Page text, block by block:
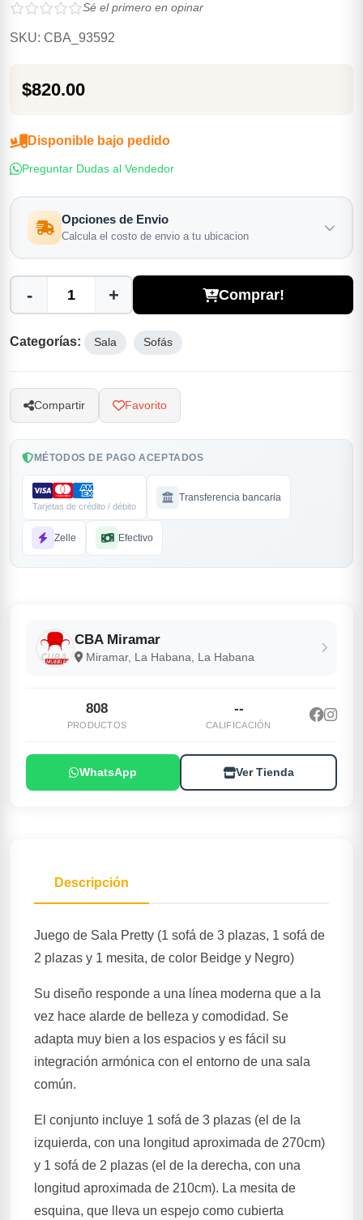
Sé el primero en opinar
SKU: CBA_93592
$820.00
Disponible bajo pedido
Preguntar Dudas al Vendedor
Opciones de Envio
Calcula el costo de envio a tu ubicacion
- + Comprar!
Categorías: Sala Sofás
Compartir Favorito
MÉTODOS DE PAGO ACEPTADOS
Tarjetas de crédito / débito
Transferencia bancaria
Zelle Efectivo
CBA Miramar
Miramar, La Habana, La Habana
808
PRODUCTOS
--
CALIFICACIÓN
WhatsApp Ver Tienda
Descripción
Juego de Sala Pretty (1 sofá de 3 plazas, 1 sofá de
2 plazas y 1 mesita, de color Beidge y Negro)
Su diseño responde a una línea moderna que a la
vez hace alarde de belleza y comodidad. Se
adapta muy bien a los espacios y es fácil su
integración armónica con el entorno de una sala
común.
El conjunto incluye 1 sofá de 3 plazas (el de la
izquierda, con una longitud aproximada de 270cm)
y 1 sofá de 2 plazas (el de la derecha, con una
longitud aproximada de 210cm). La mesita de
esquina, que lleva un espejo como cubierta